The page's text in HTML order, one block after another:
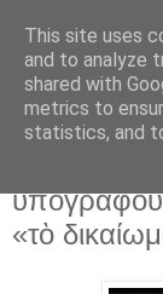
27 Μαρ 2018
Δεκάδες
«τὸ
This site uses
and to analyze
shared with
metrics to
statistics, and